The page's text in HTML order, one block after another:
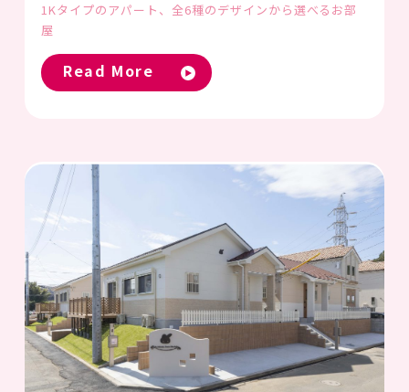
1Kタイプのアパート、全6種のデザインから選べるお部
屋
Read More